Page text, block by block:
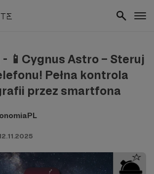
📱Cygnus Astro – Steruj
Pełna kontrola
przez smartfona